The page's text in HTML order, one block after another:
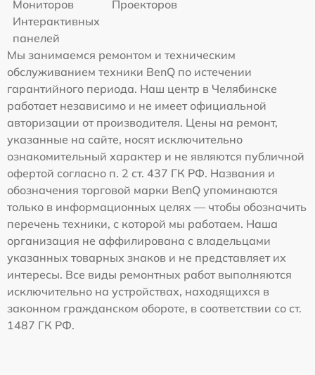
Мониторов
Проекторов
Интерактивных
панелей
Мы занимаемся ремонтом и техническим
обслуживанием техники BenQ по истечении
гарантийного периода. Наш центр в Челябинске
работает независимо и не имеет официальной
авторизации от производителя. Цены на ремонт,
указанные на сайте, носят исключительно
ознакомительный характер и не являются публичной
офертой согласно п. 2 ст. 437 ГК РФ. Названия и
обозначения торговой марки BenQ упоминаются
только в информационных целях — чтобы обозначить
перечень техники, с которой мы работаем. Наша
организация не аффилирована с владельцами
указанных товарных знаков и не представляет их
интересы. Все виды ремонтных работ выполняются
исключительно на устройствах, находящихся в
законном гражданском обороте, в соответствии со ст.
1487 ГК РФ.